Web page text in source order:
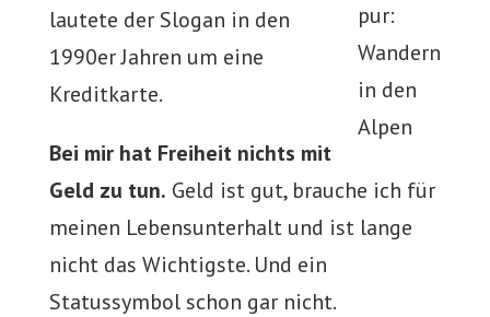
pur:
Wandern
in den
Alpen
lautete der Slogan in den
1990er Jahren um eine
Kreditkarte.
Bei mir hat Freiheit nichts mit
Geld zu tun. Geld ist gut, brauche ich für
meinen Lebensunterhalt und ist lange
nicht das Wichtigste. Und ein
Statussymbol schon gar nicht.